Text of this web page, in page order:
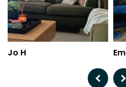
Jo H